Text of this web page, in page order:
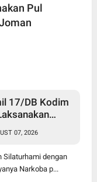
Pul
17/DB Kodim
07, 2026
Silaturhami dengan
Narkoba p...